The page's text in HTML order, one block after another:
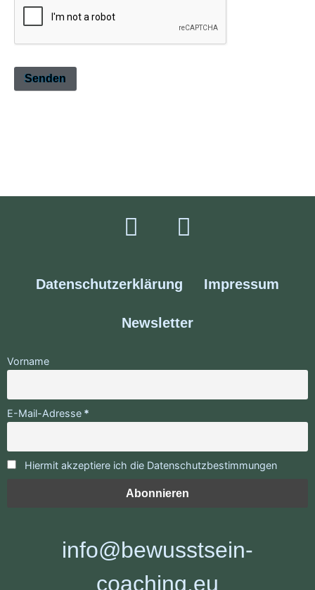
Datenschutzerklärung Impressum
Newsletter
Vorname
E-Mail-Adresse
Hiermit akzeptiere ich die Datenschutzbestimmungen
info@bewusstsein-
coaching.eu